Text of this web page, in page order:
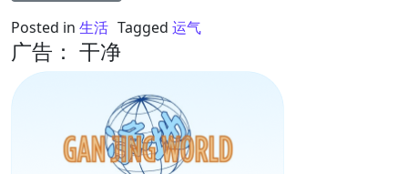
Posted in 生活 Tagged 运气
广告： 干净